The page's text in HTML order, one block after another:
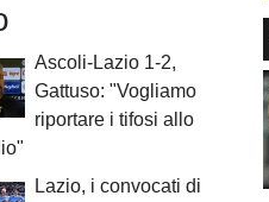
Ascoli-Lazio 1-2,
Gattuso: "Vogliamo
riportare i tifosi allo
Lazio, i convocati di